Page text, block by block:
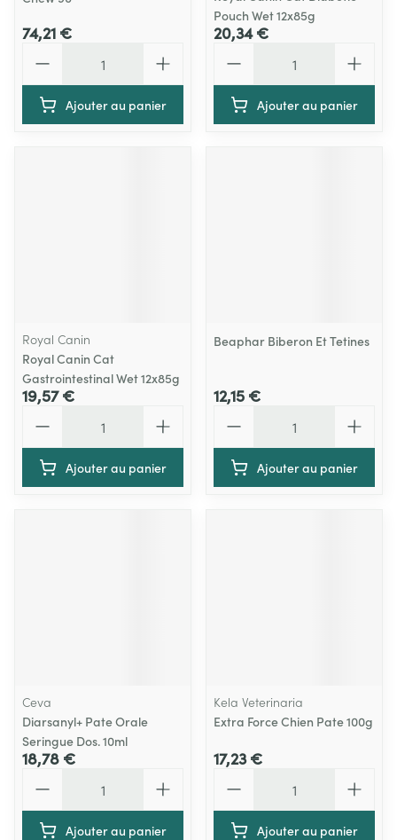
74,21 €
Ajouter au panier
Pouch Wet 12x85g
20,34 €
Ajouter au panier
Royal Canin
Royal Canin Cat
Gastrointestinal Wet 12x85g
19,57 €
Ajouter au panier
Beaphar Biberon Et Tetines
12,15 €
Ajouter au panier
Ceva
Diarsanyl+ Pate Orale
Seringue Dos. 10ml
18,78 €
Ajouter au panier
Kela Veterinaria
Extra Force Chien Pate 100g
17,23 €
Ajouter au panier